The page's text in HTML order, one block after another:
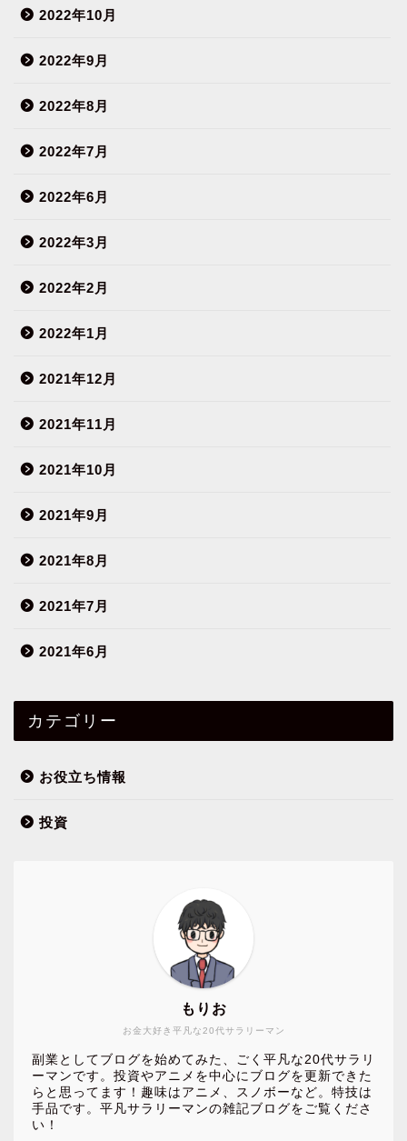
2022年10月
2022年9月
2022年8月
2022年7月
2022年6月
2022年3月
2022年2月
2022年1月
2021年12月
2021年11月
2021年10月
2021年9月
2021年8月
2021年7月
2021年6月
カテゴリー
お役立ち情報
投資
お金大好き平凡な20代サラリーマン
もりお
副業としてブログを始めてみた、ごく平凡な20代サラリ
ーマンです。投資やアニメを中心にブログを更新できた
らと思ってます！趣味はアニメ、スノボーなど。特技は
手品です。平凡サラリーマンの雑記ブログをご覧くださ
い！